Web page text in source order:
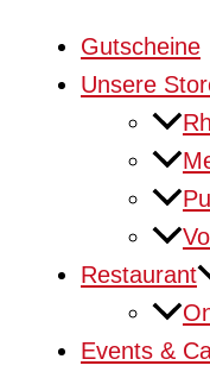
Gutscheine
Unsere
Restaurant
Events &